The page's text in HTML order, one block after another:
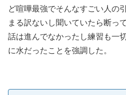
ど喧嘩最強でそんなすごい人の
まる訳ないし聞いていたら断っ
話は進んでなかったし練習も一
に水だったことを強調した。